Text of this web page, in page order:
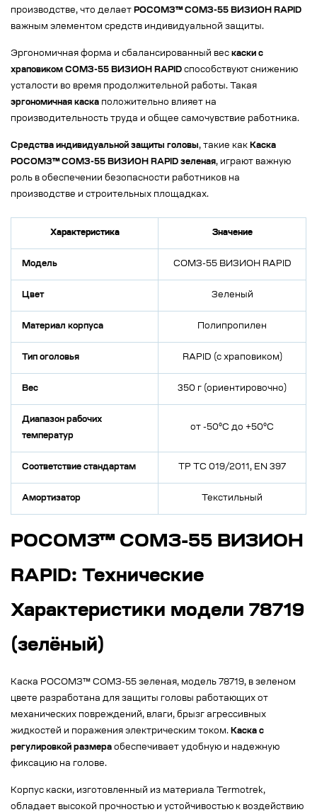
производстве, что делает РОСОМЗ™ СОМЗ-55 ВИЗИОН RAPID
важным элементом средств индивидуальной защиты.
Эргономичная форма и сбалансированный вес каски с
храповиком СОМЗ-55 ВИЗИОН RAPID способствуют снижению
усталости во время продолжительной работы. Такая
эргономичная каска положительно влияет на
производительность труда и общее самочувствие работника.
Средства индивидуальной защиты головы, такие как Каска
РОСОМЗ™ СОМЗ-55 ВИЗИОН RAPID зеленая, играют важную
роль в обеспечении безопасности работников на
производстве и строительных площадках.
Характеристика Значение
Модель СОМЗ-55 ВИЗИОН RAPID
Цвет Зеленый
Материал корпуса Полипропилен
Тип оголовья RAPID (с храповиком)
Вес 350 г (ориентировочно)
Диапазон рабочих
температур
от -50°C до +50°C
Соответствие стандартам ТР ТС 019/2011, EN 397
Амортизатор Текстильный
РОСОМЗ™ СОМЗ-55 ВИЗИОН
RAPID: Технические
Характеристики модели 78719
(зелёный)
Каска РОСОМЗ™ СОМЗ-55 зеленая, модель 78719, в зеленом
цвете разработана для защиты головы работающих от
механических повреждений, влаги, брызг агрессивных
жидкостей и поражения электрическим током. Каска с
регулировкой размера обеспечивает удобную и надежную
фиксацию на голове.
Корпус каски, изготовленный из материала Termotrek,
обладает высокой прочностью и устойчивостью к воздействию